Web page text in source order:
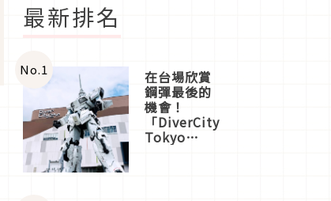
最新排名
No.1 在台場欣賞
鋼彈最後的
機會！
「DiverCity
Tokyo